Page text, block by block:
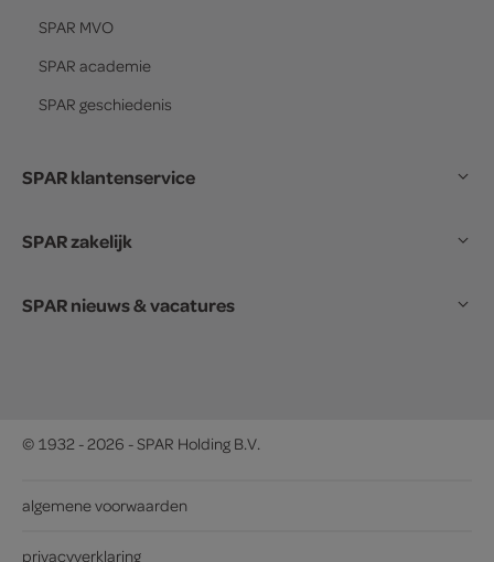
SPAR MVO
SPAR academie
SPAR geschiedenis
SPAR klantenservice
SPAR zakelijk
SPAR nieuws & vacatures
© 1932 - 2026 - SPAR Holding B.V.
algemene voorwaarden
privacyverklaring